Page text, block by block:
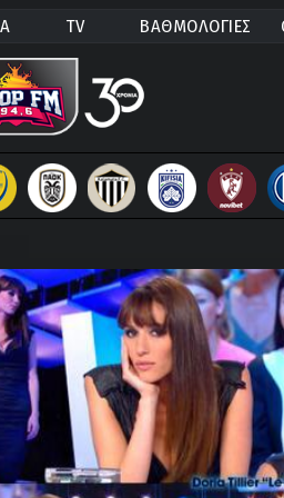
TV ΒΑΘΜΟΛΟΓΙΕΣ